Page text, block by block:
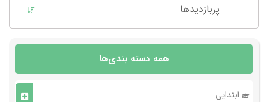
پربازدید‌ها
همه دسته بندی‌ها
ابتدایی